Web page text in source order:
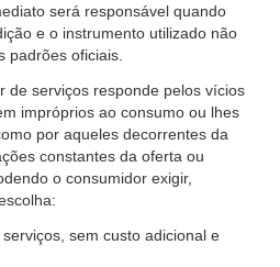
será responsável quando
e o instrumento utilizado não
padrões oficiais.
de serviços responde pelos vícios
impróprios ao consumo ou lhes
por aqueles decorrentes da
constantes da oferta ou
o consumidor exigir,
sem custo adicional e